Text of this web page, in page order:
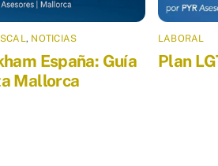
, NOTICIAS
España: Guía
Mallorca
LABORAL
Plan